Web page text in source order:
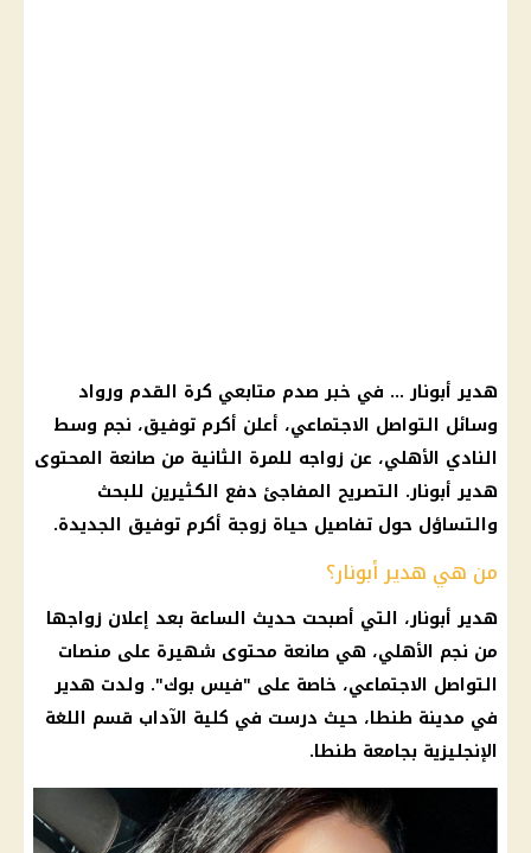
هدير أبونار … في خبر صدم متابعي كرة القدم ورواد
وسائل التواصل الاجتماعي، أعلن أكرم توفيق، نجم وسط
النادي الأهلي، عن زواجه للمرة الثانية من صانعة المحتوى
هدير أبونار. التصريح المفاجئ دفع الكثيرين للبحث
والتساؤل حول تفاصيل حياة زوجة أكرم توفيق الجديدة.
من هي هدير أبونار؟
هدير أبونار، التي أصبحت حديث الساعة بعد إعلان زواجها
من نجم الأهلي، هي صانعة محتوى شهيرة على منصات
التواصل الاجتماعي، خاصة على "فيس بوك". ولدت هدير
في مدينة طنطا، حيث درست في كلية الآداب قسم اللغة
الإنجليزية بجامعة طنطا.